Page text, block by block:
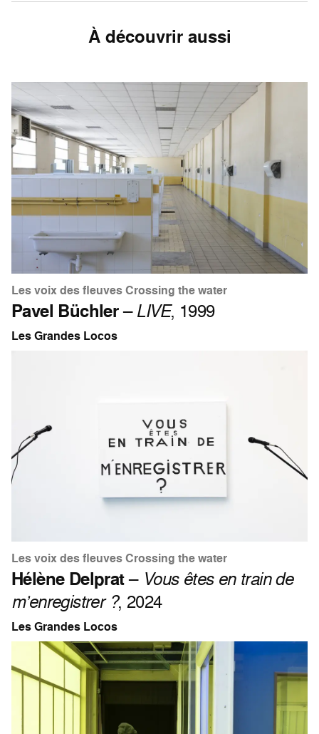
À découvrir aussi
Les voix des fleuves Crossing the water
Pavel Büchler–LIVE, 1999
Les Grandes Locos
Les voix des fleuves Crossing the water
Hélène Delprat– Vous êtes en train de
m’enregistrer ?, 2024
Les Grandes Locos